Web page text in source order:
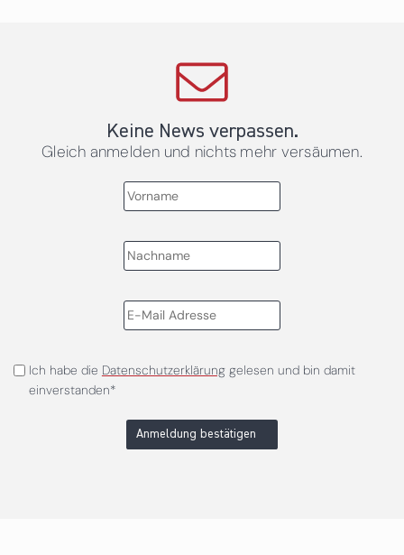
Keine News verpassen.
Gleich anmelden und nichts mehr versäumen.
Ich habe die Datenschutzerklärunggelesen und bin damit
einverstanden*
Anmeldung bestätigen